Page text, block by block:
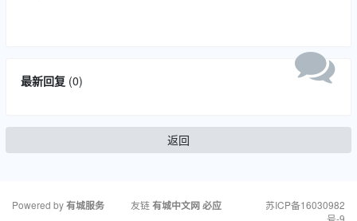
最新回复(0)
返回
Powered by有城服务 友链有城中文网必应
苏ICP备16030982